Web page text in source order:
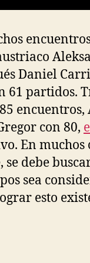
Daniel
61 partidos.
con 80,
En
debe
sea
esto